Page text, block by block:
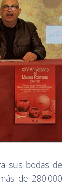
sus bodas de
de 280.000